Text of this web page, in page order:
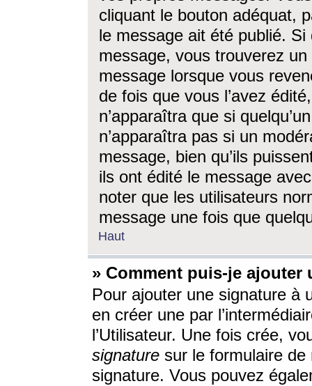
cliquant le bouton adéquat,
le message ait été publié. Si
message, vous trouverez
message lorsque vous
de fois que vous l’avez
n’apparaîtra que si
n’apparaîtra pas si un
message, bien qu’ils
ils ont édité le message
noter que les utilisateurs
message une fois que
Haut
» Comment puis-je ajouter
Pour ajouter une signature à
en créer une par
l’Utilisateur. Une fois crée,
signature sur le formulaire de
signature. Vous pouvez